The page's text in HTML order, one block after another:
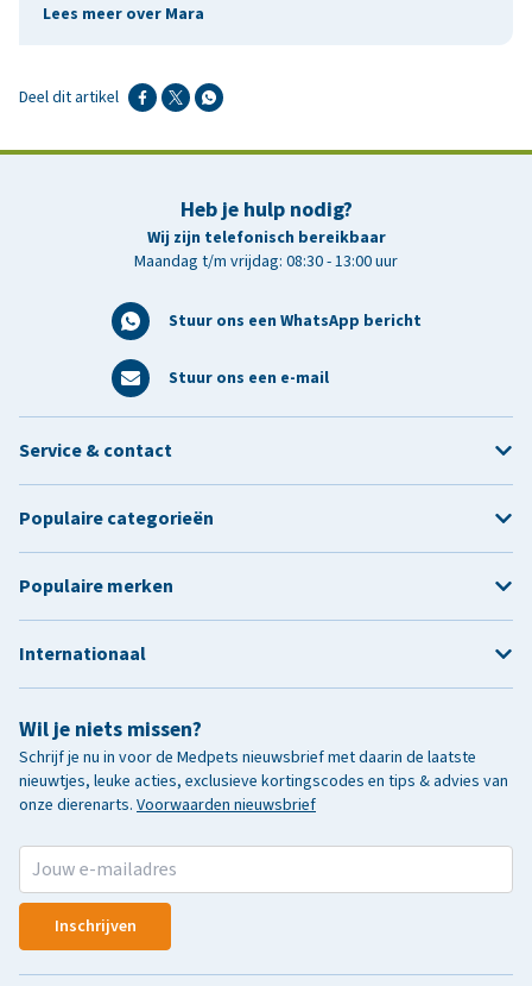
Lees meer over Mara
Deel dit artikel
Heb je hulp nodig?
Wij zijn telefonisch bereikbaar
Maandag t/m vrijdag: 08:30 - 13:00 uur
Stuur ons een WhatsApp bericht
Stuur ons een e-mail
Wil je niets missen?
Schrijf je nu in voor de Medpets nieuwsbrief met daarin de laatste
nieuwtjes, leuke acties, exclusieve kortingscodes en tips & advies van
onze dierenarts. Voorwaarden nieuwsbrief
Inschrijven
Service & contact
Populaire categorieën
Populaire merken
Internationaal